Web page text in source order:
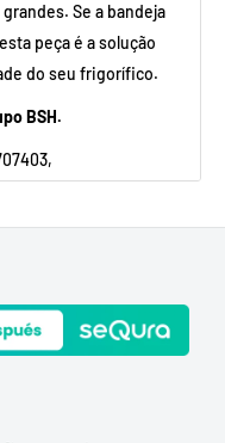
Se a bandeja
peça é a solução
do seu frigorífico.
BSH.